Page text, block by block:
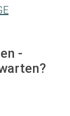
-